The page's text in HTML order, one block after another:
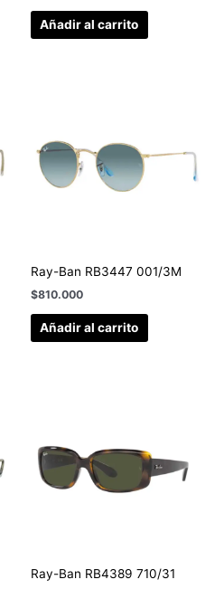
Añadir al carrito
Ray-Ban RB3447 001/3M
$810.000
Añadir al carrito
Ray-Ban RB4389 710/31